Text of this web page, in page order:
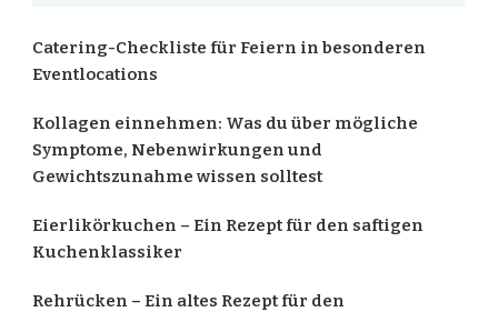
Catering-Checkliste für Feiern in besonderen
Eventlocations
Kollagen einnehmen: Was du über mögliche
Symptome, Nebenwirkungen und
Gewichtszunahme wissen solltest
Eierlikörkuchen – Ein Rezept für den saftigen
Kuchenklassiker
Rehrücken – Ein altes Rezept für den